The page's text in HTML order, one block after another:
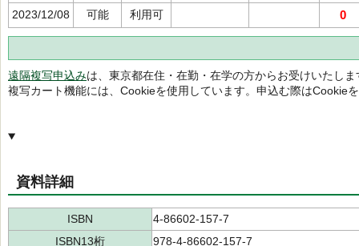
2023/12/08 可能 利用可 0
遠隔複写申込みは、東京都在住・在勤・在学の方からお受けいたしま
複写カート機能には、Cookieを使用しています。申込む際はCookie
資料詳細
ISBN
4-86602-157-7
ISBN13桁
978-4-86602-157-7